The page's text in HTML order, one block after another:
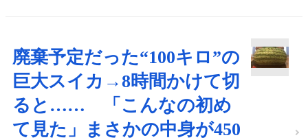
廃棄予定だった“100キロ”の
巨大スイカ→8時間かけて切
ると…… 「こんなの初め
て見た」まさかの中身が450